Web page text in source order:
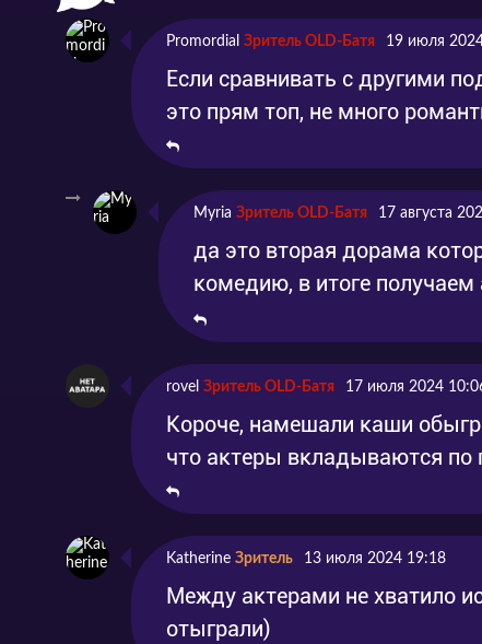
Promordial Зритель OLD-Батя 19 июля
Если сравнивать с другими
это прям топ, не много
Myria Зритель OLD-Батя 17 августа
да это вторая дорама
комедию, в итоге получаем
rovel Зритель OLD-Батя 17 июля 2024
Короче, намешали каши
что актеры вкладываются по
Katherine Зритель 13 июля 2024 19:18
Между актерами не хватило
отыграли)